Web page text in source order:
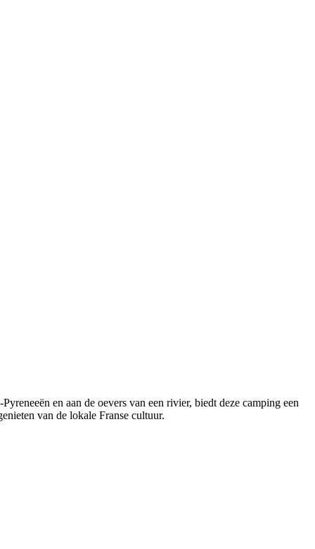
en aan de oevers van een rivier, biedt deze camping een
van de lokale Franse cultuur.